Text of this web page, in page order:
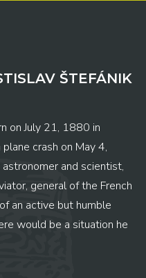
ŠTEFÁNIK
on July 21, 1880 in
crash on May 4,
and scientist,
general of the French
an active but humble
would be a situation he